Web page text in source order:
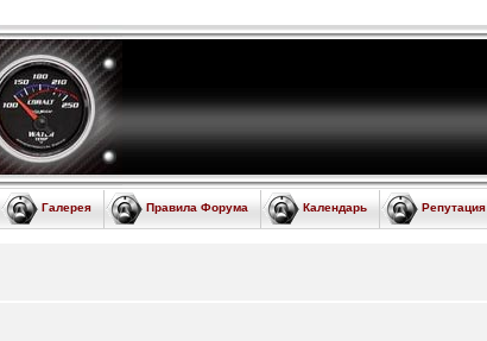
Репутация
Календарь
Правила Форума
Галерея